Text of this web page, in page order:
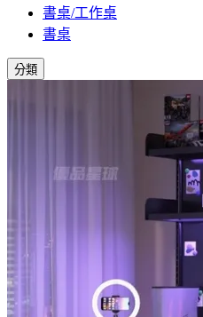
書桌/工作桌
書桌
分類